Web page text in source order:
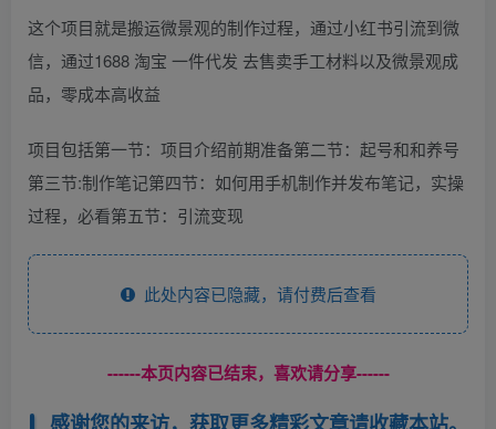
这个项目就是搬运微景观的制作过程，通过小红书引流到微
信，通过1688 淘宝 一件代发 去售卖手工材料以及微景观成
品，零成本高收益
项目包括第一节：项目介绍前期准备第二节：起号和和养号
第三节:制作笔记第四节：如何用手机制作并发布笔记，实操
过程，必看第五节：引流变现
此处内容已隐藏，请付费后查看
------本页内容已结束，喜欢请分享------